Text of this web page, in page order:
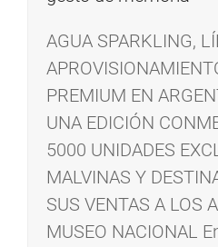
AGUA SPARKLING,
PREMIUM EN
UNA EDICIÓN
5000 UNIDADES
MALVINAS Y
SUS VENTAS A LOS
MUSEO NACIONAL